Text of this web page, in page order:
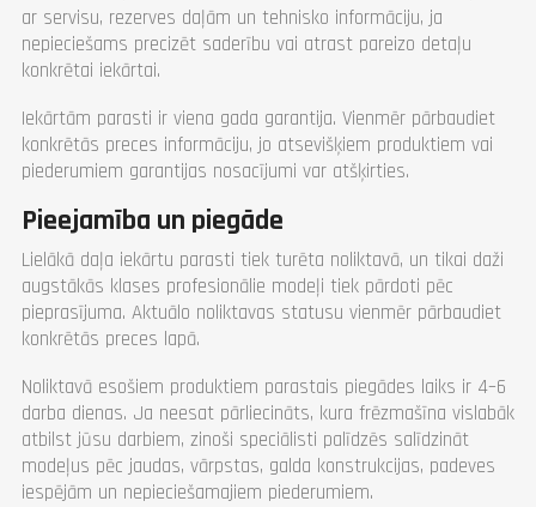
ar servisu, rezerves daļām un tehnisko informāciju, ja
nepieciešams precizēt saderību vai atrast pareizo detaļu
konkrētai iekārtai.
Iekārtām parasti ir viena gada garantija. Vienmēr pārbaudiet
konkrētās preces informāciju, jo atsevišķiem produktiem vai
piederumiem garantijas nosacījumi var atšķirties.
Pieejamība un piegāde
Lielākā daļa iekārtu parasti tiek turēta noliktavā, un tikai daži
augstākās klases profesionālie modeļi tiek pārdoti pēc
pieprasījuma. Aktuālo noliktavas statusu vienmēr pārbaudiet
konkrētās preces lapā.
Noliktavā esošiem produktiem parastais piegādes laiks ir 4–6
darba dienas. Ja neesat pārliecināts, kura frēzmašīna vislabāk
atbilst jūsu darbiem, zinoši speciālisti palīdzēs salīdzināt
modeļus pēc jaudas, vārpstas, galda konstrukcijas, padeves
iespējām un nepieciešamajiem piederumiem.